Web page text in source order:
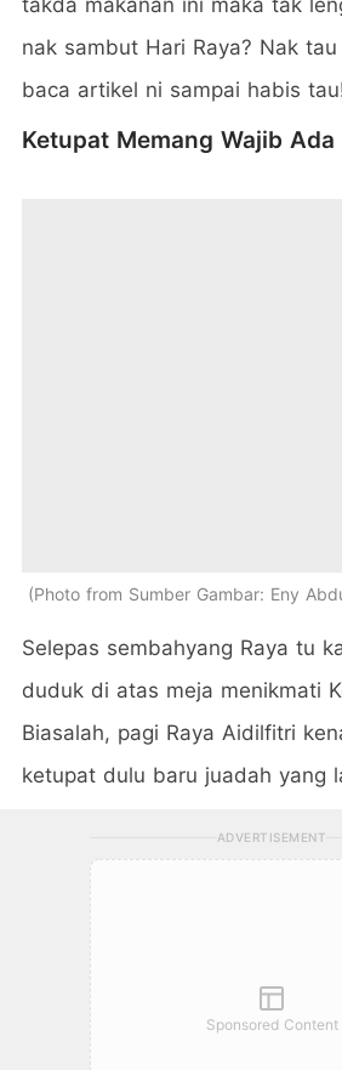
nak sambut Hari Raya? Nak
baca artikel ni sampai habis
Ketupat Memang Wajib
Photo from Sumber Gambar: Eny
Selepas sembahyang Raya tu
duduk di atas meja menikmati
Biasalah, pagi Raya Aidilfitri
ketupat dulu baru juadah yang
ADVERTISEMENT
Sponsored Content